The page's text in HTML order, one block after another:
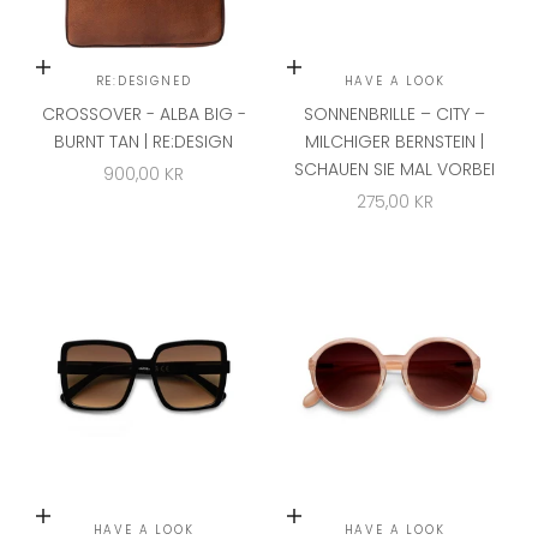
In den Warenkorb
RE:DESIGNED
CROSSOVER - ALBA BIG -
BURNT TAN | RE:DESIGN
ANGEBOT
900,00 KR
In den Warenkorb
HAVE A LOOK
SONNENBRILLE – CITY –
MILCHIGER BERNSTEIN |
SCHAUEN SIE MAL VORBEI
ANGEBOT
275,00 KR
In den Warenkorb
HAVE A LOOK In den Warenkorb
HAVE A LOOK